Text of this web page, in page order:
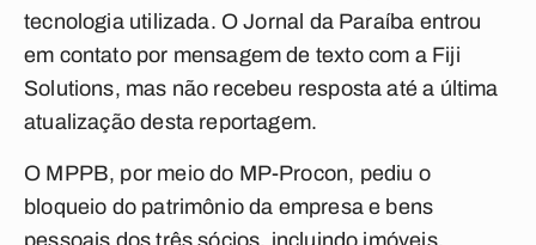
tecnologia utilizada. O Jornal da Paraíba entrou
em contato por mensagem de texto com a Fiji
Solutions, mas não recebeu resposta até a última
atualização desta reportagem.
O MPPB, por meio do MP-Procon, pediu o
bloqueio do patrimônio da empresa e bens
pessoais dos três sócios, incluindo imóveis,